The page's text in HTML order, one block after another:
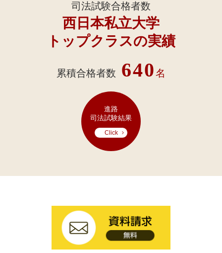
司法試験合格者数
西日本私立大学
トップクラスの実績
累積合格者数 640名
進路
司法試験結果
Click